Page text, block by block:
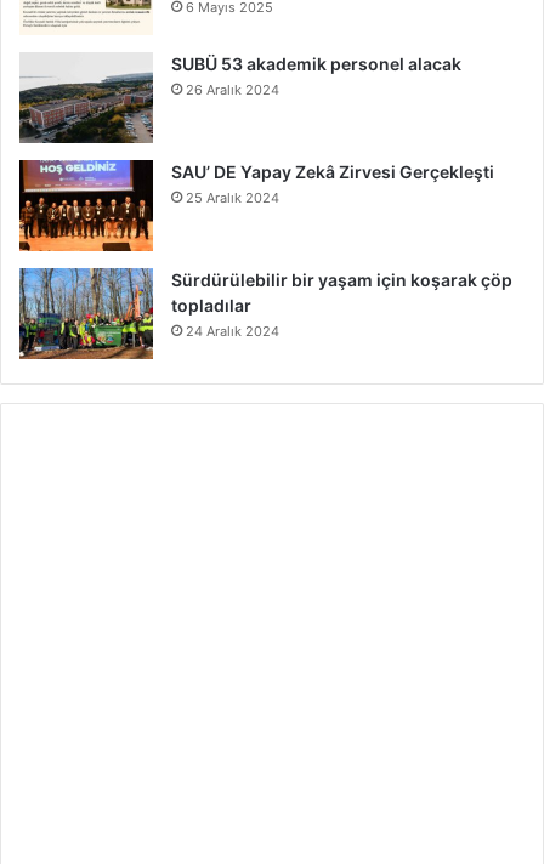
6 Mayıs 2025
SUBÜ 53 akademik personel alacak
26 Aralık 2024
SAU’ DE Yapay Zekâ Zirvesi Gerçekleşti
25 Aralık 2024
Sürdürülebilir bir yaşam için koşarak çöp
topladılar
24 Aralık 2024